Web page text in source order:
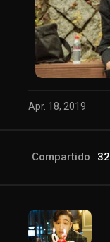
Apr. 18, 2019
Compartido 32